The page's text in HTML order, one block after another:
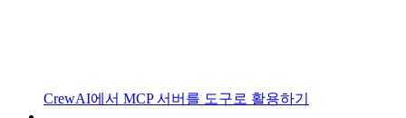
CrewAI에서 MCP 서버를 도구로 활용하기